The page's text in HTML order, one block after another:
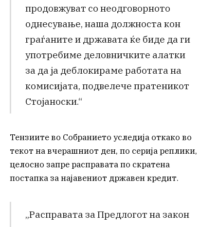
продовжуват со неодговорното
однесување, наша должноста кон
граѓаните и државата ќе биде да ги
употребиме деловничките алатки
за да ја деблокираме работата на
комисијата, подвелече пратеникот
Стојаноски.“
Тензиите во Собранието уследија откако во
текот на вчерашниот ден, по серија реплики,
целосно запре расправата по скратена
постапка за најавениот државен кредит.
„Расправата за Предлогот на закон